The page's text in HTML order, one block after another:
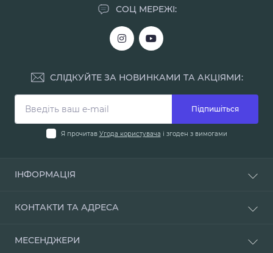
СОЦ МЕРЕЖІ:
СЛІДКУЙТЕ ЗА НОВИНКАМИ ТА АКЦІЯМИ:
Підпишіться
Я прочитав Угода користувача і згоден з вимогами
ІНФОРМАЦІЯ
Про нас
Наші магазини
КОНТАКТИ ТА АДРЕСА
МЕСЕНДЖЕРИ